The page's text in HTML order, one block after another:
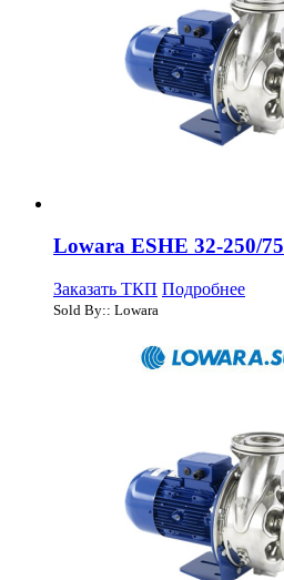
Lowara ESHE 32-250/75
Заказать ТКП Подробнее
Sold By:: Lowara